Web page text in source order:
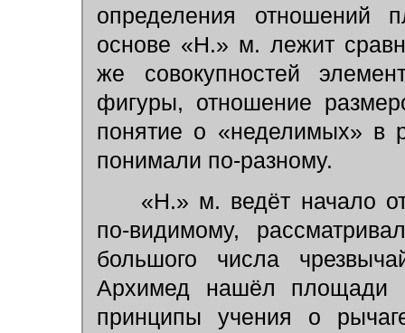
определения
основе «Н.» м. лежит
же совокупностей
фигуры, отношение
понятие о «неделимых» в
понимали по-разному.
«Н.» м. ведёт начало от
по-видимому,
большого числа
Архимед нашёл площади
принципы учения о